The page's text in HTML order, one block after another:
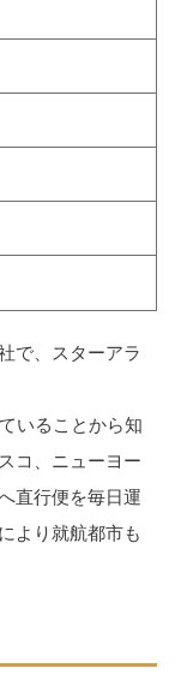
で、スターアラ
いることから知
コ、ニューヨー
直行便を毎日運
より就航都市も